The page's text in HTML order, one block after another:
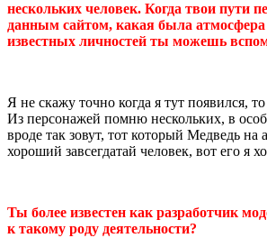
нескольких человек. Когда твои пути
данным сайтом, какая была атмосфера
известных личностей ты можешь
Я не скажу точно когда я тут появился,
Из персонажей помню нескольких, в
вроде так зовут, тот который Медведь
хороший завсегдатай человек, вот его я
Ты более известен как разработчик
к такому роду деятельности?